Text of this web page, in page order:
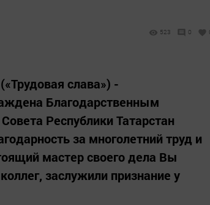
523 0
слава») -
Благодарственным
Республики Татарстан
за многолетний труд и
мастер своего дела Вы
заслужили признание у